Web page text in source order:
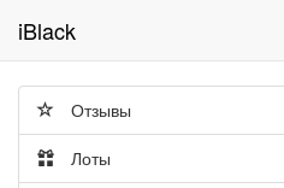
iBlack
Отзывы
Лоты